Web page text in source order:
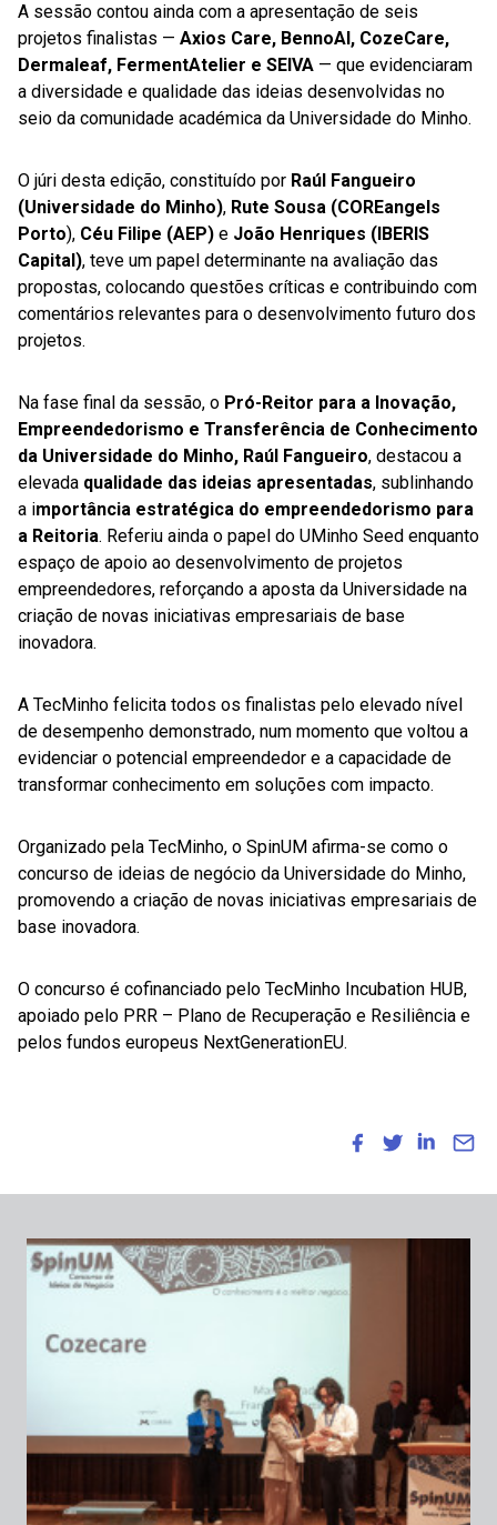
A sessão contou ainda com a apresentação de seis
projetos finalistas — Axios Care, BennoAI, CozeCare,
Dermaleaf, FermentAtelier e SEIVA — que evidenciaram
a diversidade e qualidade das ideias desenvolvidas no
seio da comunidade académica da Universidade do Minho.
O júri desta edição, constituído por Raúl Fangueiro
(Universidade do Minho), Rute Sousa (COREangels
Porto), Céu Filipe (AEP) e João Henriques (IBERIS
Capital), teve um papel determinante na avaliação das
propostas, colocando questões críticas e contribuindo com
comentários relevantes para o desenvolvimento futuro dos
projetos.
Na fase final da sessão, o Pró-Reitor para a Inovação,
Empreendedorismo e Transferência de Conhecimento
da Universidade do Minho, Raúl Fangueiro, destacou a
elevada qualidade das ideias apresentadas, sublinhando
a importância estratégica do empreendedorismo para
a Reitoria. Referiu ainda o papel do UMinho Seed enquanto
espaço de apoio ao desenvolvimento de projetos
empreendedores, reforçando a aposta da Universidade na
criação de novas iniciativas empresariais de base
inovadora.
A TecMinho felicita todos os finalistas pelo elevado nível
de desempenho demonstrado, num momento que voltou a
evidenciar o potencial empreendedor e a capacidade de
transformar conhecimento em soluções com impacto.
Organizado pela TecMinho, o SpinUM afirma-se como o
concurso de ideias de negócio da Universidade do Minho,
promovendo a criação de novas iniciativas empresariais de
base inovadora.
O concurso é cofinanciado pelo TecMinho Incubation HUB,
apoiado pelo PRR – Plano de Recuperação e Resiliência e
pelos fundos europeus NextGenerationEU.